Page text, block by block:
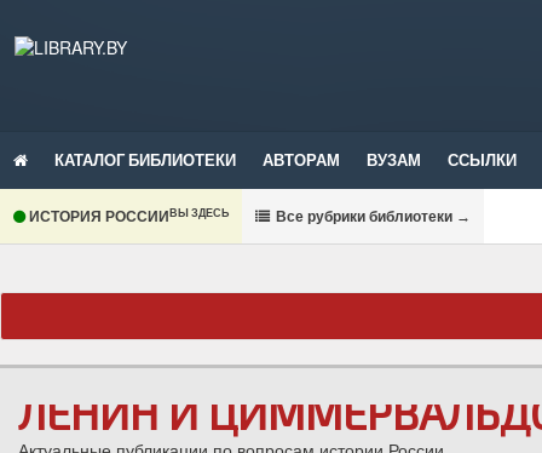
КАТАЛОГ БИБЛИОТЕКИ АВТОРАМ ВУЗАМ ССЫЛКИ
ИСТОРИЯ РОССИИВЫ ЗДЕСЬ Все рубрики библиотеки →
ЛЕНИН И